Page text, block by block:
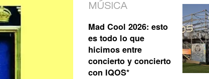
MÚSICA
Mad Cool 2026: esto
es todo lo que
hicimos entre
concierto y concierto
con IQOS*